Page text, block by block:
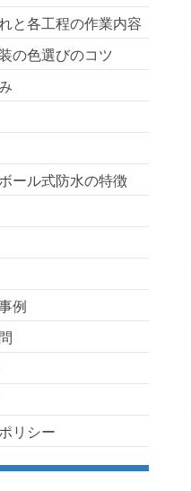
と各工程の作業内容
の色選びのコツ
ール式防水の特徴
例
リシー